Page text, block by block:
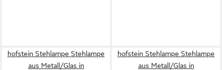
hofstein Stehlampe Stehlampe
aus Metall/Glas in
hofstein Stehlampe Stehlampe
aus Metall/Glas in